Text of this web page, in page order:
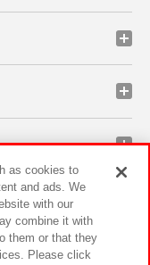
as cookies to
and ads. We
with our
combine it with
them or that they
Please click